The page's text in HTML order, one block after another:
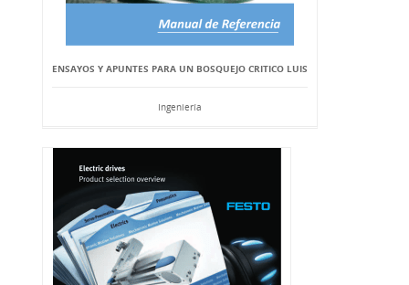
ENSAYOS Y APUNTES PARA UN BOSQUEJO CRITICO LUIS
Ingeniería